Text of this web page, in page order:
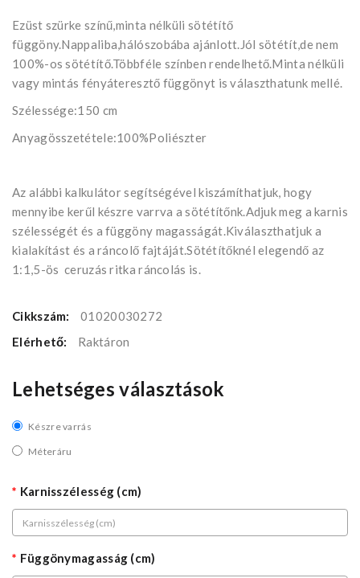
Ezüst szürke színű,minta nélküli sötétítő
függöny.Nappaliba,hálószobába ajánlott.Jól sötétít,de nem
100%-os sötétítő.Többféle színben rendelhető.Minta nélküli
vagy mintás fényáteresztő függönyt is választhatunk mellé.
Szélessége:150 cm
Anyagösszetétele:100%Poliészter
Az alábbi kalkulátor segítségével kiszámíthatjuk, hogy
mennyibe kerűl készre varrva a sötétítőnk.Adjuk meg a karnis
szélességét és a függöny magasságát.Kiválaszthatjuk a
kialakítást és a ráncolő fajtáját.Sötétítőknél elegendő az
1:1,5-ös ceruzás ritka ráncolás is.
Cikkszám:
01020030272
Elérhető:
Raktáron
Lehetséges választások
Készre varrás
Méteráru
Karnisszélesség (cm)
Függönymagasság (cm)